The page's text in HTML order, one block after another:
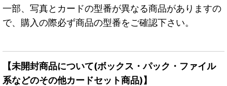
一部、写真とカードの型番が異なる商品がありますの
で、購入の際必ず商品の型番をご確認下さい。
【未開封商品について(ボックス・パック・ファイル
系などのその他カードセット商品)】